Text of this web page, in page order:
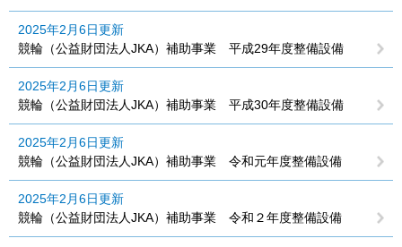
2025年2月6日更新
競輪（公益財団法人JKA）補助事業 平成29年度整備設備
2025年2月6日更新
競輪（公益財団法人JKA）補助事業 平成30年度整備設備
2025年2月6日更新
競輪（公益財団法人JKA）補助事業 令和元年度整備設備
2025年2月6日更新
競輪（公益財団法人JKA）補助事業 令和２年度整備設備